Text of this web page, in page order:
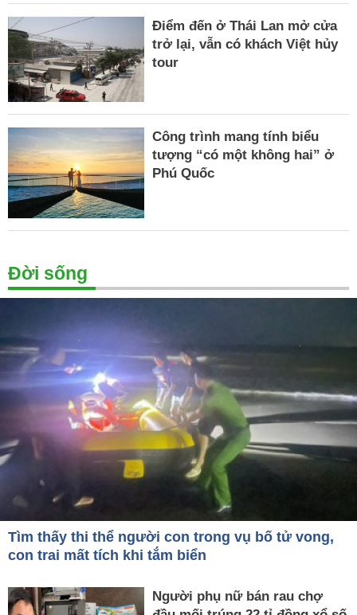
Điểm đến ở Thái Lan mở cửa
trở lại, vẫn có khách Việt hủy
tour
Công trình mang tính biểu
tượng “có một không hai” ở
Phú Quốc
Đời sống
Tìm thấy thi thể người con trong vụ bố tử vong,
con trai mất tích khi tắm biển
Người phụ nữ bán rau chợ